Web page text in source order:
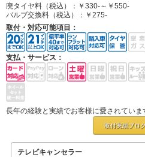
廃タイヤ料（税込）： ￥330-～￥550-
バルブ交換料（税込）： ￥275-
取付・対応可能項目：
支払・サービス：
長年の経験と実績でお客様に愛されていま
取付実績ブロ
テレビキャンセラー